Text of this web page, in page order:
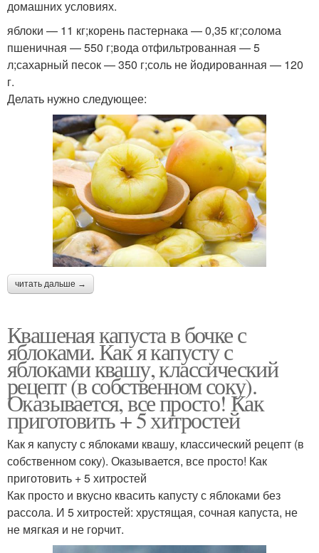
домашних условиях.
яблоки — 11 кг;корень пастернака — 0,35 кг;солома
пшеничная — 550 г;вода отфильтрованная — 5
л;сахарный песок — 350 г;соль не йодированная — 120
г.
Делать нужно следующее:
читать дальше →
Квашеная капуста в бочке с
яблоками. Как я капусту с
яблоками квашу, классический
рецепт (в собственном соку).
Оказывается, все просто! Как
приготовить + 5 хитростей
Как я капусту с яблоками квашу, классический рецепт (в
собственном соку). Оказывается, все просто! Как
приготовить + 5 хитростей
Как просто и вкусно квасить капусту с яблоками без
рассола. И 5 хитростей: хрустящая, сочная капуста, не
не мягкая и не горчит.